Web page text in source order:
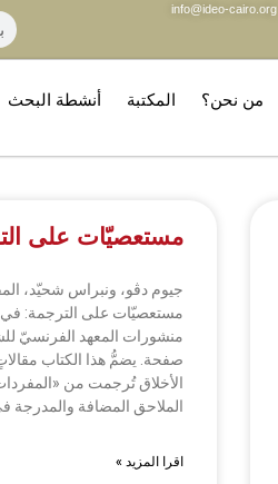
info@ideo-cairo.org
من نحن؟ المكتبة أنشطة البحث
مستعصيّات على
جيوم دڤو، ونبراس شحيّد،
مستعصيّات على الترجمة: في
صفحة. يضمُّ هذا الكتاب
الأخلاق تُرجمت من
الملاحق المضافة والمدرجة
اقرا المزيد »